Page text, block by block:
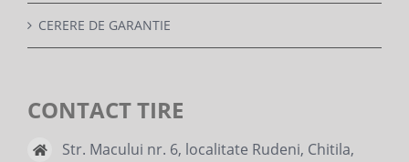
CERERE DE GARANTIE
CONTACT TIRE
Str. Macului nr. 6, localitate Rudeni, Chitila,